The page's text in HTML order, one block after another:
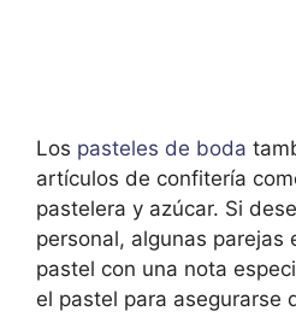
Los pasteles de boda
artículos de confitería
pastelera y azúcar. Si
personal, algunas parejas
pastel con una nota
el pastel para asegurarse